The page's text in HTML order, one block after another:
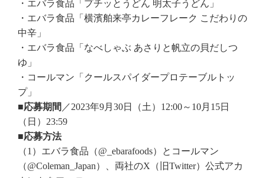
・エバラ食品「プチッとうどん 明太子うどん」
・エバラ食品「横濱舶来亭カレーフレーク こだわりの
中辛」
・エバラ食品「なべしゃぶ あさりと帆立の貝だしつ
ゆ」
・コールマン「クールスパイダープロテーブルトッ
プ」
■応募期間 ／2023年9月30日（土）12:00～10月15日
（日）23:59
■応募方法
（1）エバラ食品（@_ebarafoods）とコールマン
（@Coleman_Japan）、両社のX（旧Twitter）公式アカ